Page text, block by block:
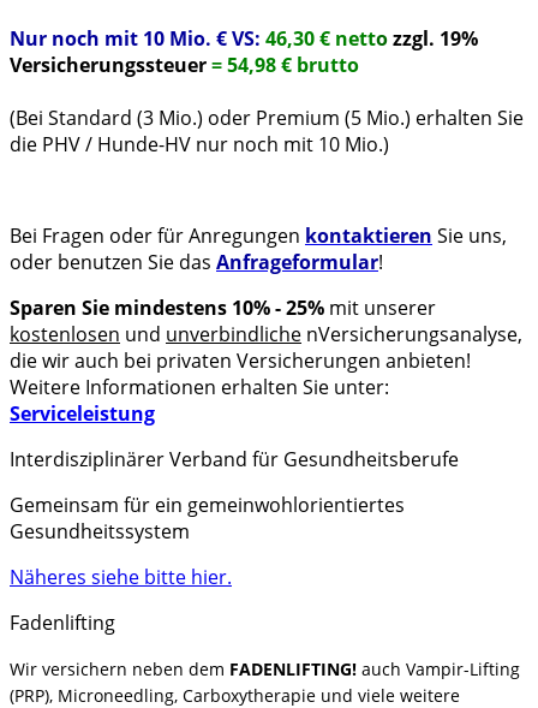
Nur noch mit 10 Mio. € VS: 46,30 € nettozzgl. 19%
Versicherungssteuer= 54,98 € brutto
(Bei Standard (3 Mio.) oder Premium (5 Mio.) erhalten Sie
die PHV / Hunde-HV nur noch mit 10 Mio.)
Bei Fragen oder für Anregungen kontaktieren Sie uns,
oder benutzen Sie das Anfrageformular!
Sparen Sie mindestens 10% - 25% mit unserer
kostenlosen und unverbindliche nVersicherungsanalyse,
die wir auch bei privaten Versicherungen anbieten!
Weitere Informationen erhalten Sie unter:
Serviceleistung
Interdisziplinärer Verband für Gesundheitsberufe
Gemeinsam für ein gemeinwohlorientiertes
Gesundheitssystem
Näheres siehe bitte hier.
Fadenlifting
Wir versichern neben dem FADENLIFTING! auch Vampir-Lifting
(PRP), Microneedling, Carboxytherapie und viele weitere